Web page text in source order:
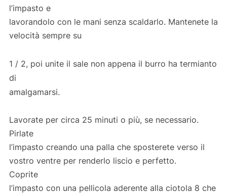
l’impasto e
lavorandolo con le mani senza scaldarlo. Mantenete la
velocità sempre su
1 / 2, poi unite il sale non appena il burro ha termianto
di
amalgamarsi.
Lavorate per circa 25 minuti o più, se necessario.
Pirlate
l’impasto creando una palla che sposterete verso il
vostro ventre per renderlo liscio e perfetto.
Coprite
l’impasto con una pellicola aderente alla ciotola 8 che